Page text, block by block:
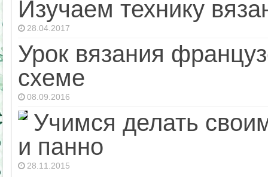
Изучаем технику
28.04.2017
Урок вязания
схеме
08.09.2016
Учимся делать
и панно
28.11.2015